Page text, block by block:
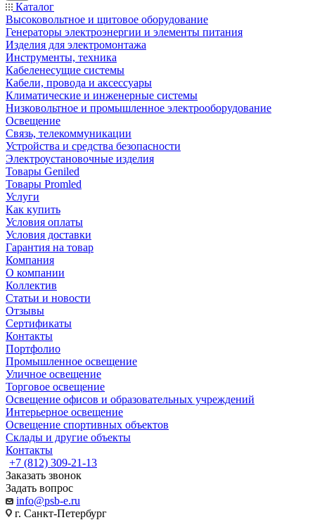
Каталог
Высоковольтное и щитовое оборудование
Генераторы электроэнергии и элементы питания
Изделия для электромонтажа
Инструменты, техника
Кабеленесущие системы
Кабели, провода и аксессуары
Климатические и инженерные системы
Низковольтное и промышленное электрооборудование
Освещение
Связь, телекоммуникации
Устройства и средства безопасности
Электроустановочные изделия
Товары Geniled
Товары Promled
Услуги
Как купить
Условия оплаты
Условия доставки
Гарантия на товар
Компания
О компании
Коллектив
Статьи и новости
Отзывы
Сертификаты
Контакты
Портфолио
Промышленное освещение
Уличное освещение
Торговое освещение
Освещение офисов и образовательных учреждений
Интерьерное освещение
Освещение спортивных объектов
Склады и другие объекты
Контакты
+7 (812) 309-21-13
Заказать звонок
Задать вопрос
info@psb-e.ru
г. Санкт-Петербург